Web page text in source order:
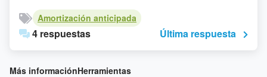
Amortización anticipada
4 respuestas Última respuesta
Más informaciónHerramientas